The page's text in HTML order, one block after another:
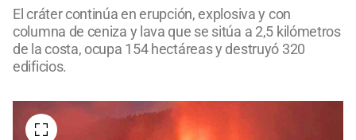
El cráter continúa en erupción, explosiva y con
columna de ceniza y lava que se sitúa a 2,5 kilómetros
de la costa, ocupa 154 hectáreas y destruyó 320
edificios.